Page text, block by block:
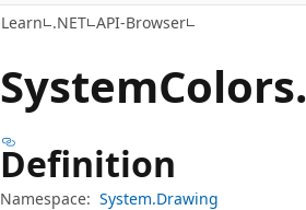
Learn .NET API-Browser
SystemColors.
Definition
Namespace: System.Drawing